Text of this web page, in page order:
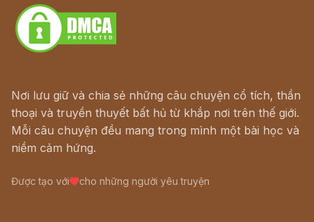
Nơi lưu giữ và chia sẻ những câu chuyện cổ tích, thần
thoại và truyền thuyết bất hủ từ khắp nơi trên thế giới.
Mỗi câu chuyện đều mang trong mình một bài học và
niềm cảm hứng.
Được tạo với cho những người yêu truyện